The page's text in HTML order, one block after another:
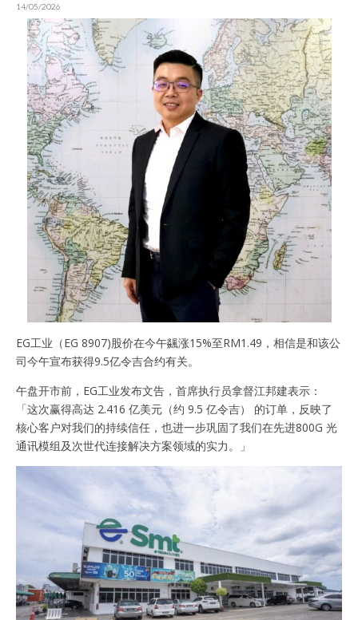
14/05/2026
EG工业（EG 8907)股价在今午飊涨15%至RM1.49，相信是和该公
司今午宣布获得9.5亿令吉合约有关。
午盘开市前，EG工业发布文告，首席执行员拿督江邦建表示：
「这次赢得高达 2.416 亿美元（约 9.5 亿令吉） 的订单，反映了
核心客户对我们的持续信任，也进一步巩固了我们在先进800G 光
通讯模组及次世代连接解决方案领域的实力。」